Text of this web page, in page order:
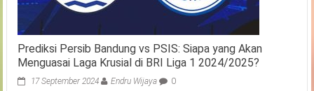
Prediksi Persib Bandung vs PSIS: Siapa yang Akan
Menguasai Laga Krusial di BRI Liga 1 2024/2025?
17 September 2024 Endru Wijaya 0